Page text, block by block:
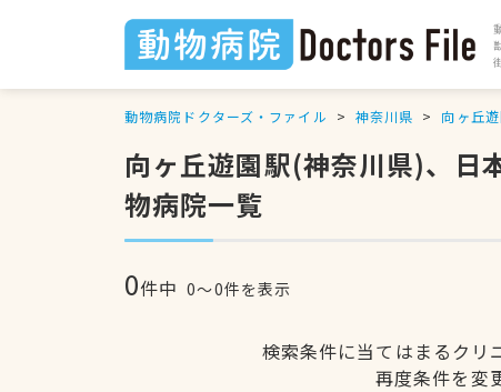
動物病院ドクターズ・ファイル 神奈川県 向ヶ丘
向ヶ丘遊園駅(神奈川県)、日
物病院一覧
0件中 0〜0件を表示
検索条件に当てはまるクリ
再度条件を変